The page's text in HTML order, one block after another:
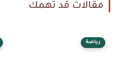
مقالات قد تهمك
رياضة